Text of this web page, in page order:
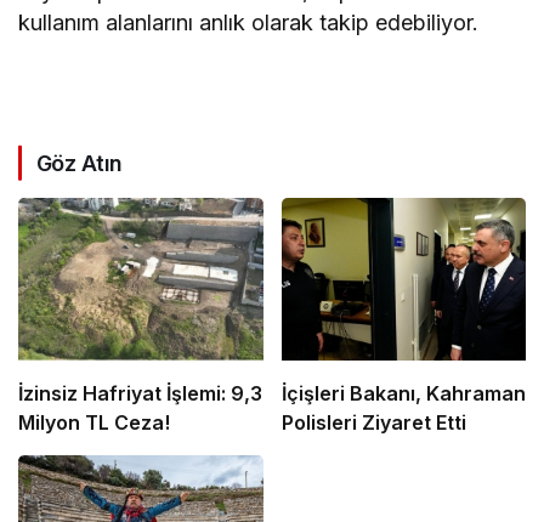
kullanım alanlarını anlık olarak takip edebiliyor.
Göz Atın
İzinsiz Hafriyat İşlemi: 9,3
Milyon TL Ceza!
İçişleri Bakanı, Kahraman
Polisleri Ziyaret Etti